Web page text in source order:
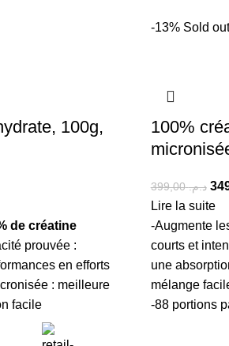
100g,
de créatine
prouvée :
en efforts
: meilleure
facile
-13% Sold out
100%
د.م.399,00
Lire la suite
-Augmente
courts et
une
mélange
-88 portions